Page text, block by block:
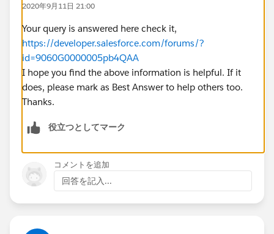
2020年9月11日 21:00
Your query is answered here check it,
https://developer.salesforce.com/forums/?
id=9060G0000005pb4QAA
I hope you find the above information is helpful. If it
does, please mark as Best Answer to help others too.
Thanks.
役立つとしてマーク
コメントを追加
回答を記入...